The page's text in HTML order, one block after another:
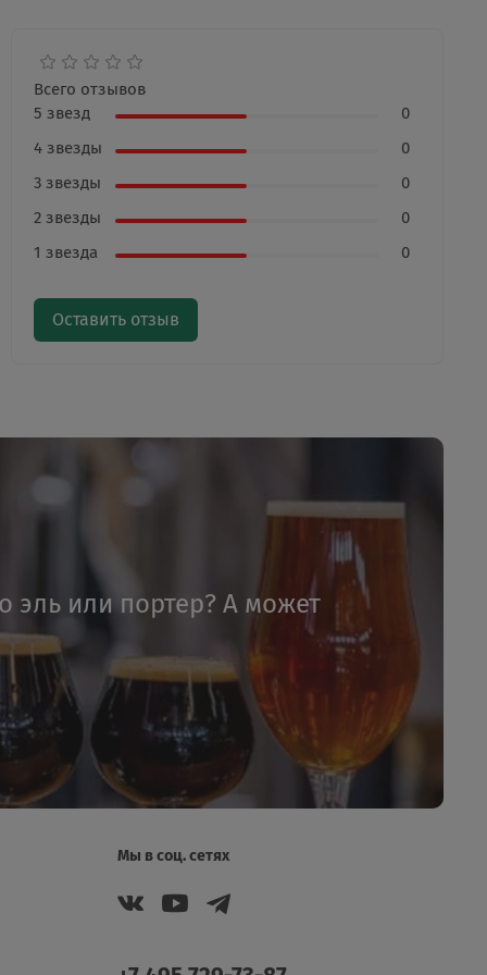
Всего отзывов
5 звезд
0
4 звезды
0
3 звезды
0
2 звезды
0
1 звезда
0
Оставить отзыв
эль или портер? А может
Мы в соц. сетях